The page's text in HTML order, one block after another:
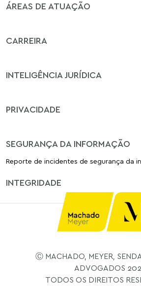
ÁREAS DE ATUAÇÃO
CARREIRA
INTELIGÊNCIA JURÍDICA
PRIVACIDADE
SEGURANÇA DA INFORMAÇÃO
Reporte de incidentes de segurança da
INTEGRIDADE
Ⓒ MACHADO, MEYER,
ADVOGADOS
TODOS OS DIREITOS